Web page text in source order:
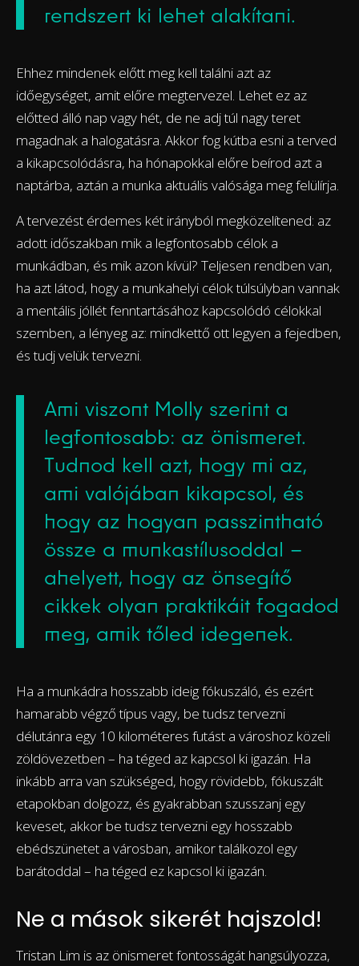
rendszert ki lehet alakítani.
Ehhez mindenek előtt meg kell találni azt az
időegységet, amit előre megtervezel. Lehet ez az
előtted álló nap vagy hét, de ne adj túl nagy teret
magadnak a halogatásra. Akkor fog kútba esni a terved
a kikapcsolódásra, ha hónapokkal előre beírod azt a
naptárba, aztán a munka aktuális valósága meg felülírja.
A tervezést érdemes két irányból megközelítened: az
adott időszakban mik a legfontosabb célok a
munkádban, és mik azon kívül? Teljesen rendben van,
ha azt látod, hogy a munkahelyi célok túlsúlyban vannak
a mentális jóllét fenntartásához kapcsolódó célokkal
szemben, a lényeg az: mindkettő ott legyen a fejedben,
és tudj velük tervezni.
Ami viszont Molly szerint a
legfontosabb: az önismeret.
Tudnod kell azt, hogy mi az,
ami valójában kikapcsol, és
hogy az hogyan passzintható
össze a munkastílusoddal –
ahelyett, hogy az önsegítő
cikkek olyan praktikáit fogadod
meg, amik tőled idegenek.
Ha a munkádra hosszabb ideig fókuszáló, és ezért
hamarabb végző típus vagy, be tudsz tervezni
délutánra egy 10 kilométeres futást a városhoz közeli
zöldövezetben – ha téged az kapcsol ki igazán. Ha
inkább arra van szükséged, hogy rövidebb, fókuszált
etapokban dolgozz, és gyakrabban szusszanj egy
keveset, akkor be tudsz tervezni egy hosszabb
ebédszünetet a városban, amikor találkozol egy
barátoddal – ha téged ez kapcsol ki igazán.
Ne a mások sikerét hajszold!
Tristan Lim is az önismeret fontosságát hangsúlyozza,